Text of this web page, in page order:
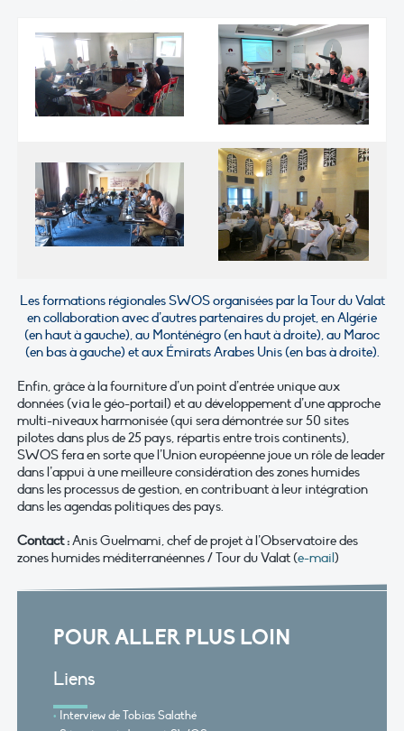
Les formations régionales SWOS organisées par la Tour du Valat
en collaboration avec d’autres partenaires du projet, en Algérie
(en haut à gauche), au Monténégro (en haut à droite), au Maroc
(en bas à gauche) et aux Émirats Arabes Unis (en bas à droite).
Enfin, grâce à la fourniture d’un point d’entrée unique aux
données (via le géo-portail) et au développement d’une approche
multi-niveaux harmonisée (qui sera démontrée sur 50 sites
pilotes dans plus de 25 pays, répartis entre trois continents),
SWOS fera en sorte que l’Union européenne joue un rôle de leader
dans l’appui à une meilleure considération des zones humides
dans les processus de gestion, en contribuant à leur intégration
dans les agendas politiques des pays.
Contact :Anis Guelmami, chef de projet à l’Observatoire des
zones humides méditerranéennes / Tour du Valat (e-mail)
POUR ALLER PLUS LOIN
Liens
Interview de Tobias Salathé